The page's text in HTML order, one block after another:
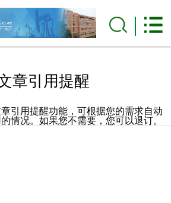
章引用提醒
引用提醒功能，可根据您的需求自动
情况。如果您不需要，您可以退订。